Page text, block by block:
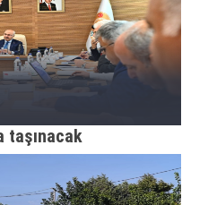
taşınacak